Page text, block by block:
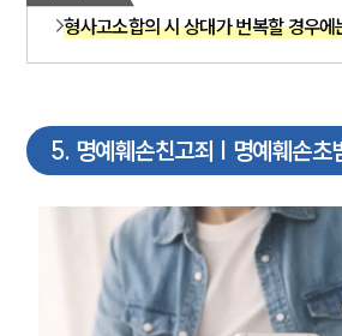
그룹소개
그룹소개
대륜의 강점
형사고소합의 시 상대가 번복할 경우에
5. 명예훼손친고죄 | 명예훼손초